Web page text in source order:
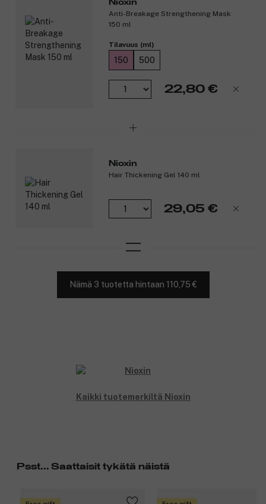
Nioxin
Anti-Breakage Strengthening Mask
150 ml
Tilavuus (ml)
150 500
22,80 €
Nioxin
Hair Thickening Gel 140 ml
29,05 €
Nämä 3 tuotetta hintaan 110,75 €
Kaikki tuotemerkiltä Nioxin
Psst... Saattaisit tykätä näistä